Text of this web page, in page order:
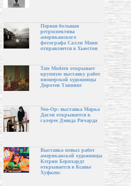
Первая большая
ретроспектива
американского
фотографа Салли Манн
отправляется в Хьюстон
Tate Modern открывает
крупную выставку работ
пионерской художницы
Доротеи Таннинг
Neo-Op: выставка Марка
Дагли открывается в
галерее Дэвида Ричарда
Выставка новых работ
американской художницы
Кэтрин Бернхардт
открывается в Ксавье
Хуфкенс